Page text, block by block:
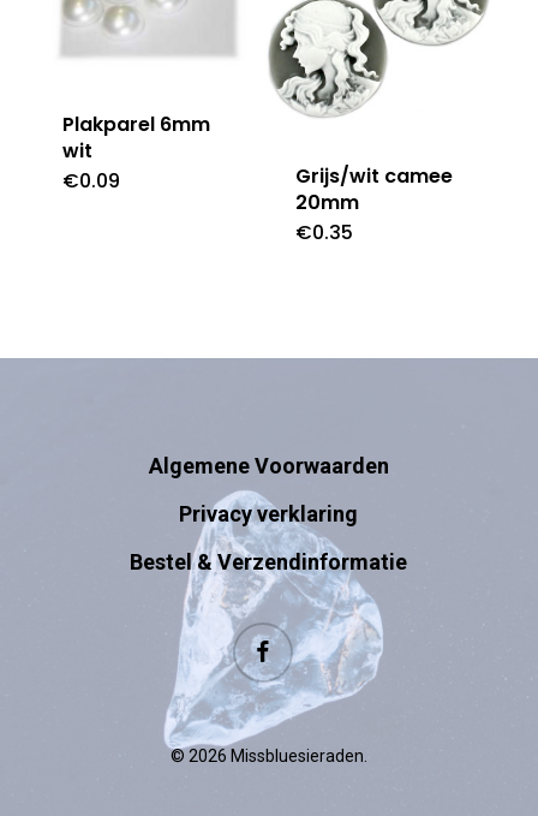
Plakparel 6mm
wit
€0.09
Grijs/wit camee
20mm
€0.35
Algemene Voorwaarden
Privacy verklaring
Bestel & Verzendinformatie
facebook
© 2026 Missbluesieraden.